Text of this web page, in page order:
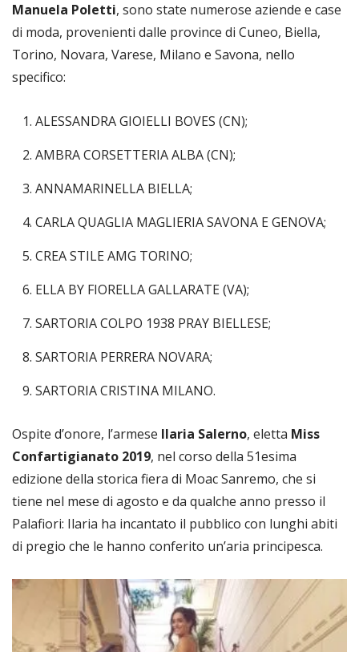
Manuela Poletti, sono state numerose aziende e case
di moda, provenienti dalle province di Cuneo, Biella,
Torino, Novara, Varese, Milano e Savona, nello
specifico:
ALESSANDRA GIOIELLI BOVES (CN);
AMBRA CORSETTERIA ALBA (CN);
ANNAMARINELLA BIELLA;
CARLA QUAGLIA MAGLIERIA SAVONA E GENOVA;
CREA STILE AMG TORINO;
ELLA BY FIORELLA GALLARATE (VA);
SARTORIA COLPO 1938 PRAY BIELLESE;
SARTORIA PERRERA NOVARA;
SARTORIA CRISTINA MILANO.
Ospite d’onore, l’armese Ilaria Salerno, eletta Miss
Confartigianato 2019, nel corso della 51esima
edizione della storica fiera di Moac Sanremo, che si
tiene nel mese di agosto e da qualche anno presso il
Palafiori: Ilaria ha incantato il pubblico con lunghi abiti
di pregio che le hanno conferito un’aria principesca.